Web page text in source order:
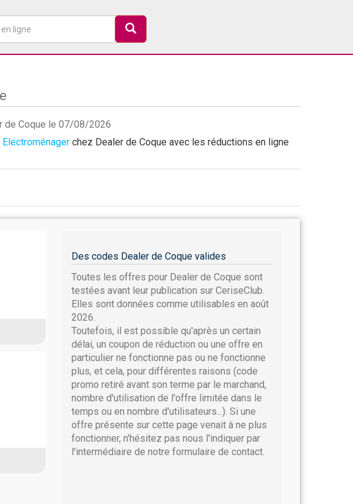
de Coque le 07/08/2026
chez Dealer de Coque avec les réductions en ligne
Des codes Dealer de Coque valides
Toutes les offres pour Dealer de Coque sont
testées avant leur publication sur CeriseClub.
Elles sont données comme utilisables en août
2026.
Toutefois, il est possible qu'après un certain
délai, un coupon de réduction ou une offre en
particulier ne fonctionne pas ou ne fonctionne
plus, et cela, pour différentes raisons (code
promo retiré avant son terme par le marchand,
nombre d'utilisation de l'offre limitée dans le
temps ou en nombre d'utilisateurs...). Si une
offre présente sur cette page venait à ne plus
fonctionner, n'hésitez pas nous l'indiquer par
l'intermédiaire de notre formulaire de contact.